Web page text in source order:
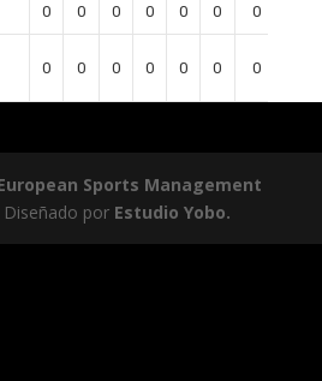
0 0 0 0 0 0 0
0 0 0 0 0 0 0
Sports Management
Diseñado por Estudio Yobo.